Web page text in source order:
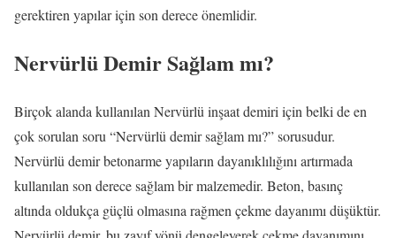
gerektiren yapılar için son derece önemlidir.
Nervürlü Demir Sağlam mı?
Birçok alanda kullanılan Nervürlü inşaat demiri için belki de en
çok sorulan soru “Nervürlü demir sağlam mı?” sorusudur.
Nervürlü demir betonarme yapıların dayanıklılığını artırmada
kullanılan son derece sağlam bir malzemedir. Beton, basınç
altında oldukça güçlü olmasına rağmen çekme dayanımı düşüktür.